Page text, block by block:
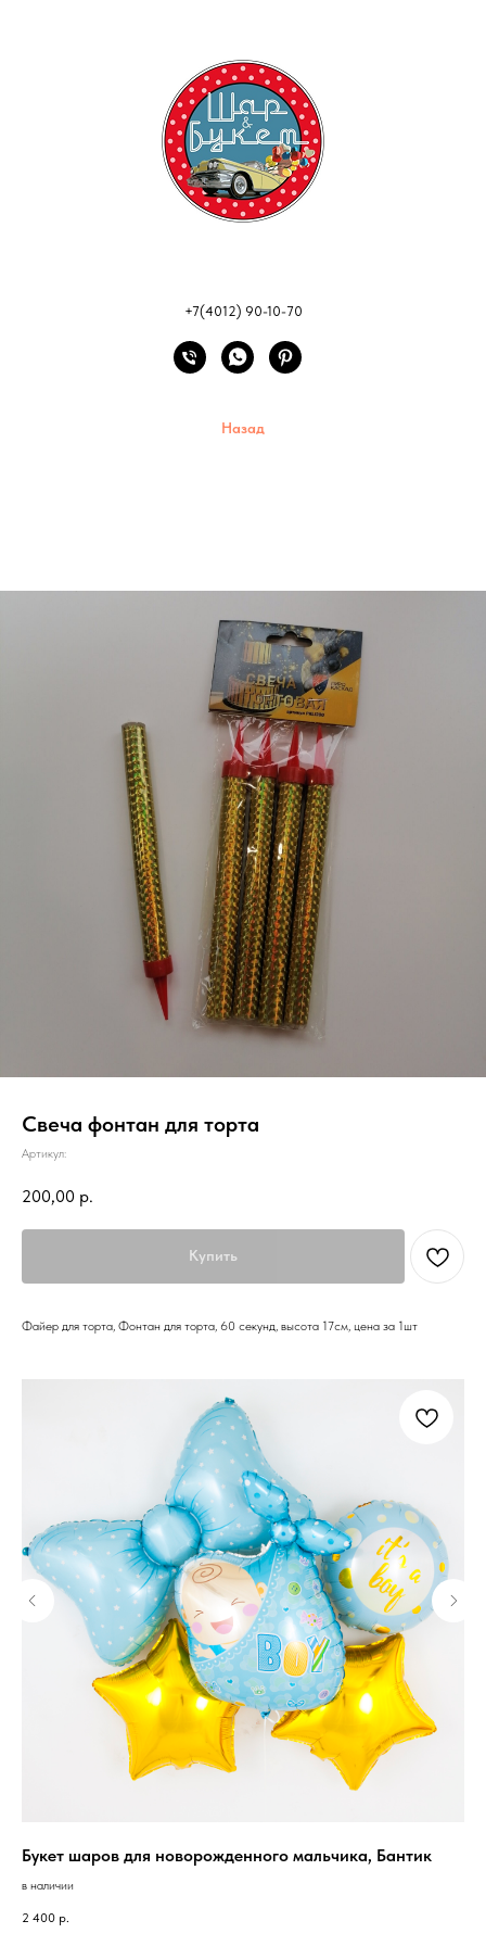
+7(4012) 90-10-70
Назад
Свеча фонтан для торта
Артикул:
200,00 р.
Купить
Файер для торта, Фонтан для торта, 60 секунд, высота 17см, цена за 1шт
Букет шаров для новорожденного мальчика, Бантик
в наличии
2 400 р.